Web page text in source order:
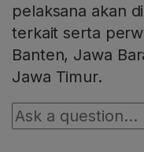
pelaksana akan
terkait serta
Banten, Jawa
Jawa Timur.